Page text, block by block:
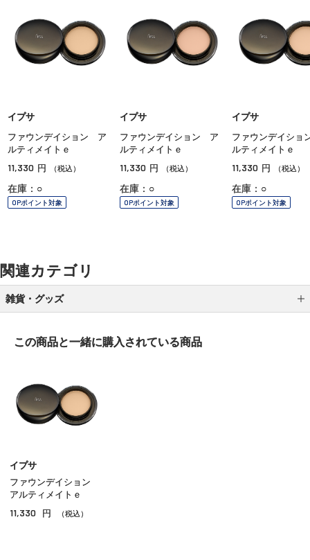
イプサ
ファウンデイション ア
ルティメイトｅ
11,330 円 （税込）
在庫：○
OPポイント対象
イプサ
ファウンデイション ア
ルティメイトｅ
11,330 円 （税込）
在庫：○
OPポイント対象
イプサ
ファウンデイシ
ルティメイトｅ
11,330 円 （税込）
在庫：○
OPポイント対象
関連カテゴリ
雑貨・グッズ
ケース／ホルダー
この商品と一緒に購入されている商品
イプサ
ファウンデイション
アルティメイトｅ
11,330 円 （税込）